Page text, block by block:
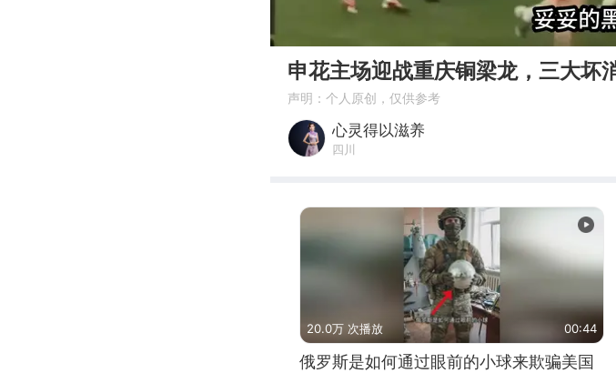
申花主场迎战重庆铜梁龙，三大坏
声明：个人原创，仅供参考
心灵得以滋养
四川
20.0万 次播放 00:44
俄罗斯是如何通过眼前的小球来欺骗美国